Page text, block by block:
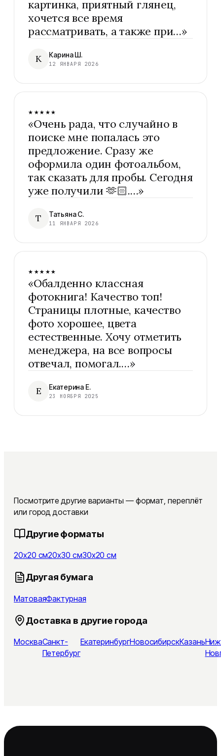
картинка, приятный глянец,
хочется все время
рассматривать, а также при…»
К Карина Ш.
12 ЯНВАРЯ 2026
★★★★★
«Очень рада, что случайно в
поиске мне попалась это
предложение. Сразу же
оформила один фотоальбом,
так сказать для пробы. Сегодня
уже получили 🫶🏻.…»
Т Татьяна С.
11 ЯНВАРЯ 2026
★★★★★
«Обалденно классная
фотокнига! Качество топ!
Страницы плотные, качество
фото хорошее, цвета
естественные. Хочу отметить
менеджера, на все вопросы
отвечал, помогал.…»
Е Екатерина Е.
23 НОЯБРЯ 2025
Посмотрите другие варианты — формат, переплёт
или город доставки
Другие форматы
20x20 см20x30 см30x20 см
Другая бумага
МатоваяФактурная
Доставка в другие города
МоскваСанкт-
Петербург
ЕкатеринбургНовосибирскКазань